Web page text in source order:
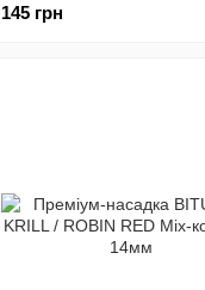
2300500009601)
145 грн